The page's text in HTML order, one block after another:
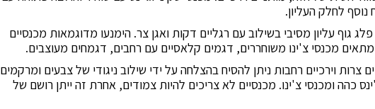
נוסף לחלק העליון.
גוף עליון מסיבי בשילוב עם רגליים דקות ואגן צר. הימנעו מדוגמאות מכנסיים
מתאים מכנסי צ'ינו משוחררים, דגמים קלאסיים עם רחבים, דגמחים מעוצבים.
צרות וירכיים רחבות ניתן להסיח בהצלחה על ידי שילוב ניגודי של צבעים ומרקמים
כהה ומכנסי צ'ינו. מכנסיים לא צריכים להיות צמודים, אחרת זה ייתן רושם של